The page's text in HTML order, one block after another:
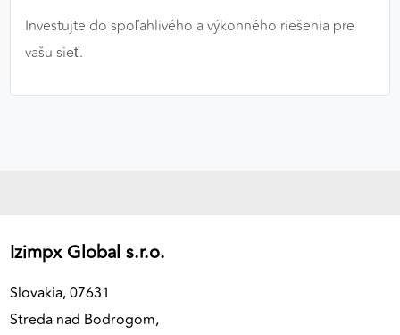
Investujte do spoľahlivého a výkonného riešenia pre
vašu sieť.
Izimpx Global s.r.o.
Slovakia, 07631
Streda nad Bodrogom,